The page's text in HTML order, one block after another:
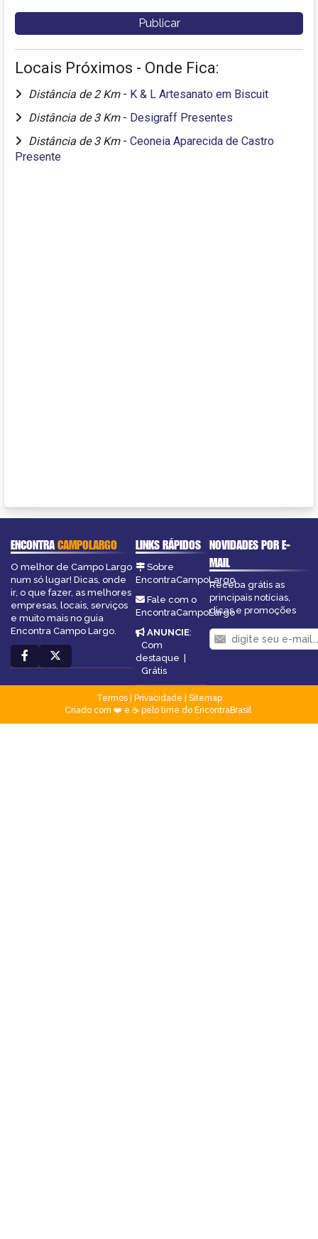
Locais Próximos - Onde Fica:
Distância de 2 Km - K & L Artesanato em Biscuit
Distância de 3 Km - Desigraff Presentes
Distância de 3 Km - Ceoneia Aparecida de Castro
Presente
ENCONTRACAMPOLARGO
O melhor de Campo Largo
num só lugar! Dicas, onde
ir, o que fazer, as melhores
empresas, locais, serviços
e muito mais no guia
Encontra Campo Largo.
LINKS RÁPIDOS
Sobre
EncontraCampoLargo
Fale com o
EncontraCampoLargo
ANUNCIE:
Com
destaque |
Grátis
NOVIDADES POR E-
MAIL
Receba grátis as
principais notícias,
dicas e promoções
Termos| Privacidade
Sitemap
Criado com ❤️ e ☕ pelo time do EncontraBrasil